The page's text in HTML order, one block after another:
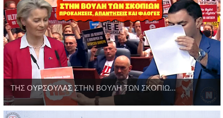
ΤΗΣ ΟΥΡΣΟΥΛΑΣ ΣΤΗΝ ΒΟΥΛΗ ΤΩΝ ΣΚΟΠΙΩ...